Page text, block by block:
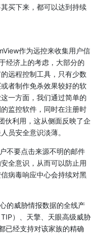
买下来，都可以达到持续
作为远控来收集用户信
经济上的考虑，大部分的
远程控制工具，只有少数
者制作免杀效果较好的软
一方面，我们通过简单的
监控软件，同时在注册时
伙利用，这从侧面反映了企
员安全意识淡薄。
不要点击来源不明的邮件
全意识，从而可以防止用
病毒响应中心会持续对黑
的威胁情报数据的全线产
）、天擎、天眼高级威胁
已经支持对该家族的精确